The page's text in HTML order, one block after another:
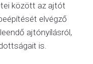
között az ajtót
elvégző
ajtónyílásról,
is.